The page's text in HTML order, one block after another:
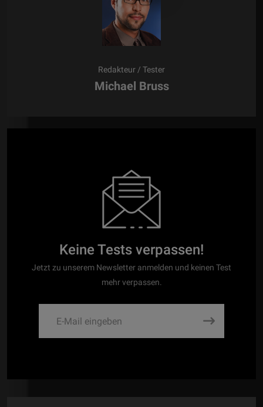
Redakteur / Tester
Michael Bruss
Keine Tests verpassen!
Jetzt zu unserem Newsletter anmelden und keinen Test
mehr verpassen.